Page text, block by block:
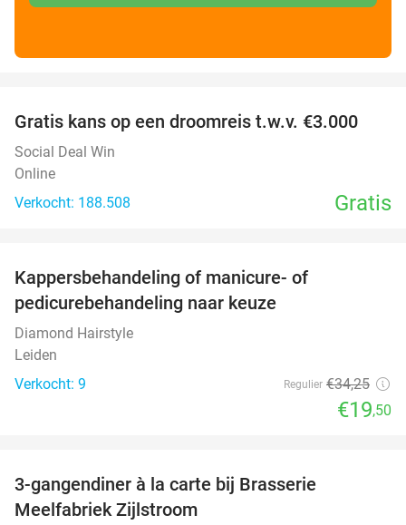
Gratis kans op een droomreis t.w.v. €3.000
Social Deal Win
Online
Verkocht: 188.508
Gratis
Kappersbehandeling of manicure- of
pedicurebehandeling naar keuze
Diamond Hairstyle
Leiden
Verkocht: 9
Regulier €34,25
€19,50
3-gangendiner à la carte bij Brasserie
Meelfabriek Zijlstroom